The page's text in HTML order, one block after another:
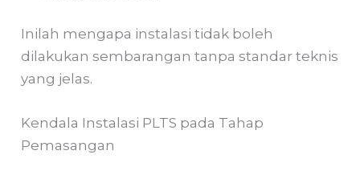
Inilah mengapa instalasi tidak boleh
dilakukan sembarangan tanpa standar teknis
yang jelas.
Kendala Instalasi PLTS pada Tahap
Pemasangan